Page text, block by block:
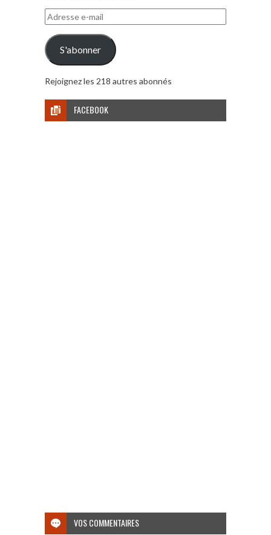
Adresse
e-
mail
S'abonner
Rejoignez les 218 autres abonnés
FACEBOOK
VOS COMMENTAIRES